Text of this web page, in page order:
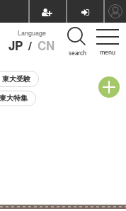
menu
Language
JP / CN search
東大受験
大特集